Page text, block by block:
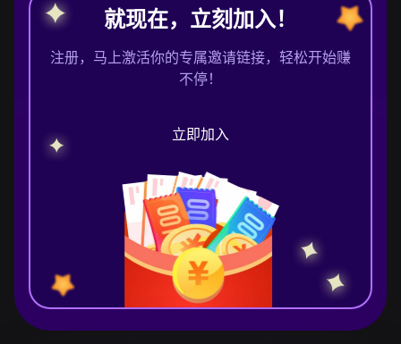
就现在，立刻加入！
注册，马上激活你的专属邀请链接，轻松开始赚
不停！
立即加入